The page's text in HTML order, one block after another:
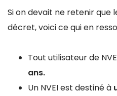
Si on devait ne retenir que
décret, voici ce qui en
Tout utilisateur de
ans.
Un NVEI est destiné à